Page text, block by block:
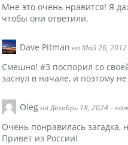
Мне это очень нравится! Я
чтобы они ответили.
Dave Pitman на Май 26, 2012
Смешно! #3 поспорил со
заснул в начале, и поэтому
Olegна Декабрь 18, 2024 -
Очень понравилась загадка,
Привет из России!